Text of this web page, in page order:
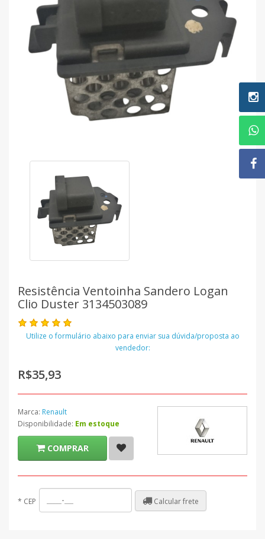
Resistência Ventoinha Sandero Logan
Clio Duster 3134503089
Utilize o formulário abaixo para enviar sua dúvida/proposta ao
vendedor:
R$35,93
Marca: Renault
Disponibilidade: Em estoque
COMPRAR
* CEP Calcular frete